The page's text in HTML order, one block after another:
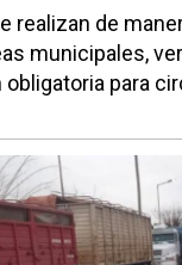
realizan de
municipales,
para